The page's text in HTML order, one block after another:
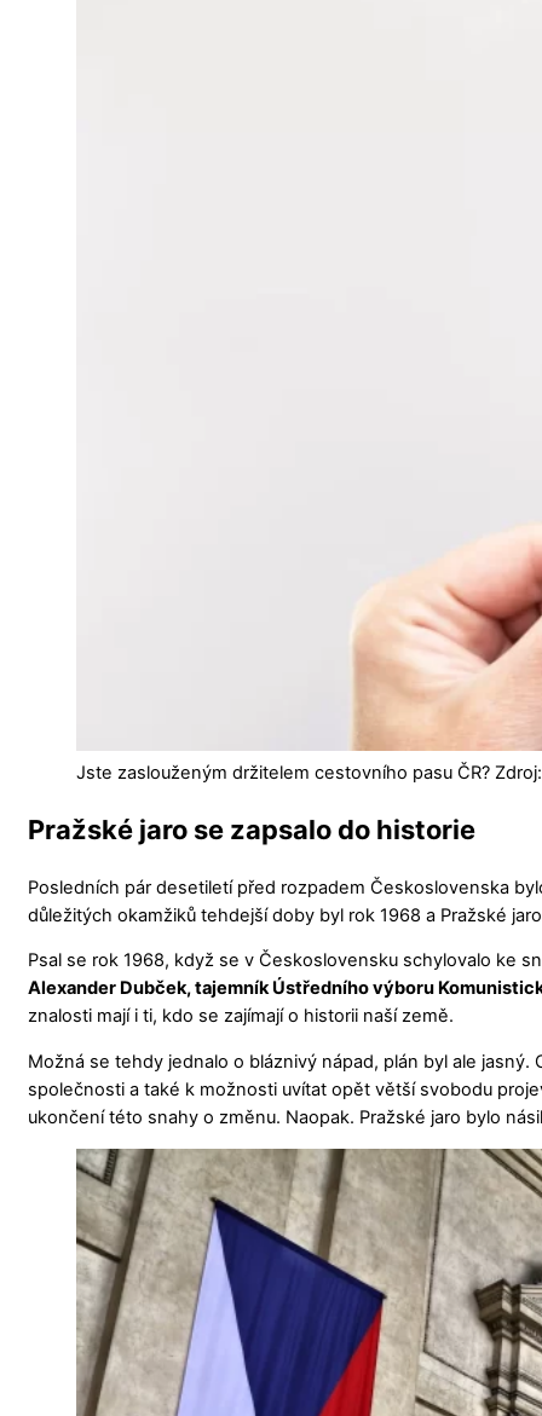
Jste zaslouženým držitelem cestovního pasu ČR?
Pražské jaro se zapsalo do historie
Posledních pár desetiletí před rozpadem Československa
důležitých okamžiků tehdejší doby byl rok 1968 a Pražské
Psal se rok 1968, když se v Československu schylovalo ke
Alexander Dubček, tajemník Ústředního výboru
znalosti mají i ti, kdo se zajímají o historii naší země.
Možná se tehdy jednalo o bláznivý nápad, plán byl ale
společnosti a také k možnosti uvítat opět větší svobodu
ukončení této snahy o změnu. Naopak. Pražské jaro bylo